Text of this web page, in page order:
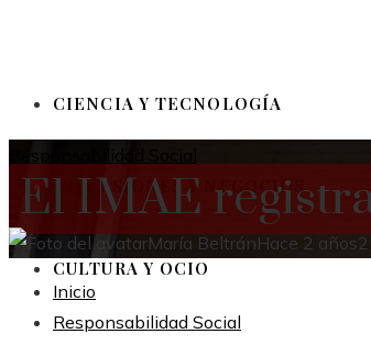
CIENCIA Y TECNOLOGÍA
INVERSIONES Y NEGOCIOS
CULTURA Y OCIO
El IMAE
María BeltránHace 2 años
Inicio
Responsabilidad Social